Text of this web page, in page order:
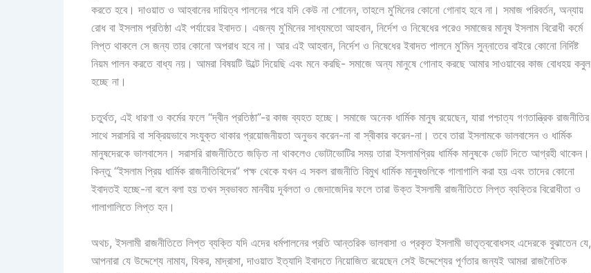
করতে হবে। দাওয়াত ও আহবানের দায়িত্ব পালনের পরে যদি কেউ না শোনেন, তাহলে মু’মিনের কোনো গোনাহ হবে না। সমাজ পরিবর্তন, অন্যায়
রোধ বা ইসলাম প্রতিষ্ঠা এই পর্যায়ের ইবাদত। এজন্য মু’মিনের সাধ্যমতো আহবান, নির্দেশ ও নিষেধের পরেও সমাজের মানুষ ইসলাম বিরোধী কর্মে
লিপ্ত থাকলে সে জন্য তার কোনো অপরাধ হবে না। আর এই আহবান, নির্দেশ ও নিষেধের ইবাদত পালনে মু’মিন সুন্নাতের বাইরে কোনো নির্দিষ্ট
নিয়ম পালন করতে বাধ্য নয়। আমরা বিষয়টি উল্টে দিয়েছি এবং মনে করছি- সমাজে অন্য মানুষে গোনাহ করছে আমার সাওয়াবের কাজ বোধহয় কবুল
হচ্ছে না।
চতুর্থত, এই ধারণা ও কর্মের ফলে “দ্বীন প্রতিষ্ঠা”-র কাজ ব্যহত হচ্ছে। সমাজে অনেক ধার্মিক মানুষ রয়েছেন, যারা পশ্চাত্য গণতান্ত্রিক রাজনীতির
সাথে সরাসরি বা সক্রিয়ভাবে সংযুক্ত থাকার প্রয়োজনীয়তা অনুভব করেন-না বা স্বীকার করেন-না। তবে তারা ইসলামকে ভালবাসেন ও ধার্মিক
মানুষদেরকে ভালবাসেন। সরাসরি রাজনীতিতে জড়িত না থাকলেও ভোটাভোটির সময় তারা ইসলামপ্রিয় ধার্মিক মানুষকে ভোট দিতে আগ্রহী থাকেন।
কিন্তু “ইসলাম প্রিয় ধার্মিক রাজনীতিবিদের” পক্ষ থেকে যখন এ সকল রাজনীতি বিমুখ ধার্মিক মানুষগুলিকে গালাগালি করা হয় এবং তাদের কোনো
ইবাদতই হচ্ছে-না বলে বলা হয় তখন স্বভাবত মানবীয় দূর্বলতা ও জেদাজেদির ফলে তারা উক্ত ইসলামী রাজনীতিতে লিপ্ত ব্যক্তির বিরোধীতা ও
গালাগালিতে লিপ্ত হন।
অথচ, ইসলামী রাজনীতিতে লিপ্ত ব্যক্তি যদি এদের ধর্মপালনের প্রতি আন্তরিক ভালবাসা ও প্রকৃত ইসলামী ভাতৃত্ববোধসহ এদেরকে বুঝাতেন যে,
আপনারা যে উদ্দেশ্যে নামায, যিকর, মাদ্রাসা, দাওয়াত ইত্যাদি ইবাদতে নিয়োজিত রয়েছেন সেই উদ্দেশ্যের পূর্ণতার জন্যই আমরা রাজনৈতিক